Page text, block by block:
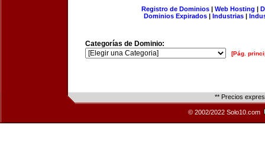
Registro de Dominios| Web Hosting |
Dominios Expirados | Industrias |
Categorías de Dominio:
[Pág.
** Precios
© 2002/2022 Solo10.com